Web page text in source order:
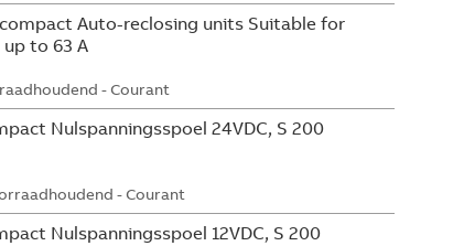
Auto-reclosing units Suitable for
up to 63 A
- Courant
Nulspanningsspoel 24VDC, S 200
- Courant
Nulspanningsspoel 12VDC, S 200